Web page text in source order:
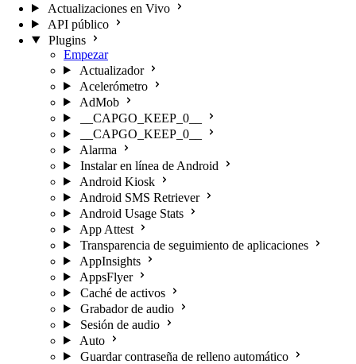
Actualizaciones en Vivo
API público
Plugins
Empezar
Actualizador
Acelerómetro
AdMob
__CAPGO_KEEP_0__
__CAPGO_KEEP_0__
Alarma
Instalar en línea de Android
Android Kiosk
Android SMS Retriever
Android Usage Stats
App Attest
Transparencia de seguimiento de aplicaciones
AppInsights
AppsFlyer
Caché de activos
Grabador de audio
Sesión de audio
Auto
Guardar contraseña de relleno automático